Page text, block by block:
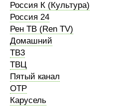
Россия К (Культура)
Россия 24
Рен ТВ (Ren TV)
Домашний
ТВ3
ТВЦ
Пятый канал
ОТР
Карусель